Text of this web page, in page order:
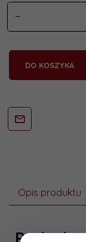
DO KOSZYKA
Opis produktu
Pędzel